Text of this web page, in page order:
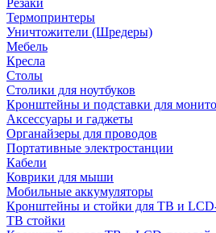
Резаки
Термопринтеры
Уничтожители (Шредеры)
Мебель
Кресла
Столы
Столики для ноутбуков
Кронштейны и подставки для
Аксессуары и гаджеты
Органайзеры для проводов
Портативные электростанции
Кабели
Коврики для мыши
Мобильные аккумуляторы
Кронштейны и стойки для ТВ и
ТВ стойки